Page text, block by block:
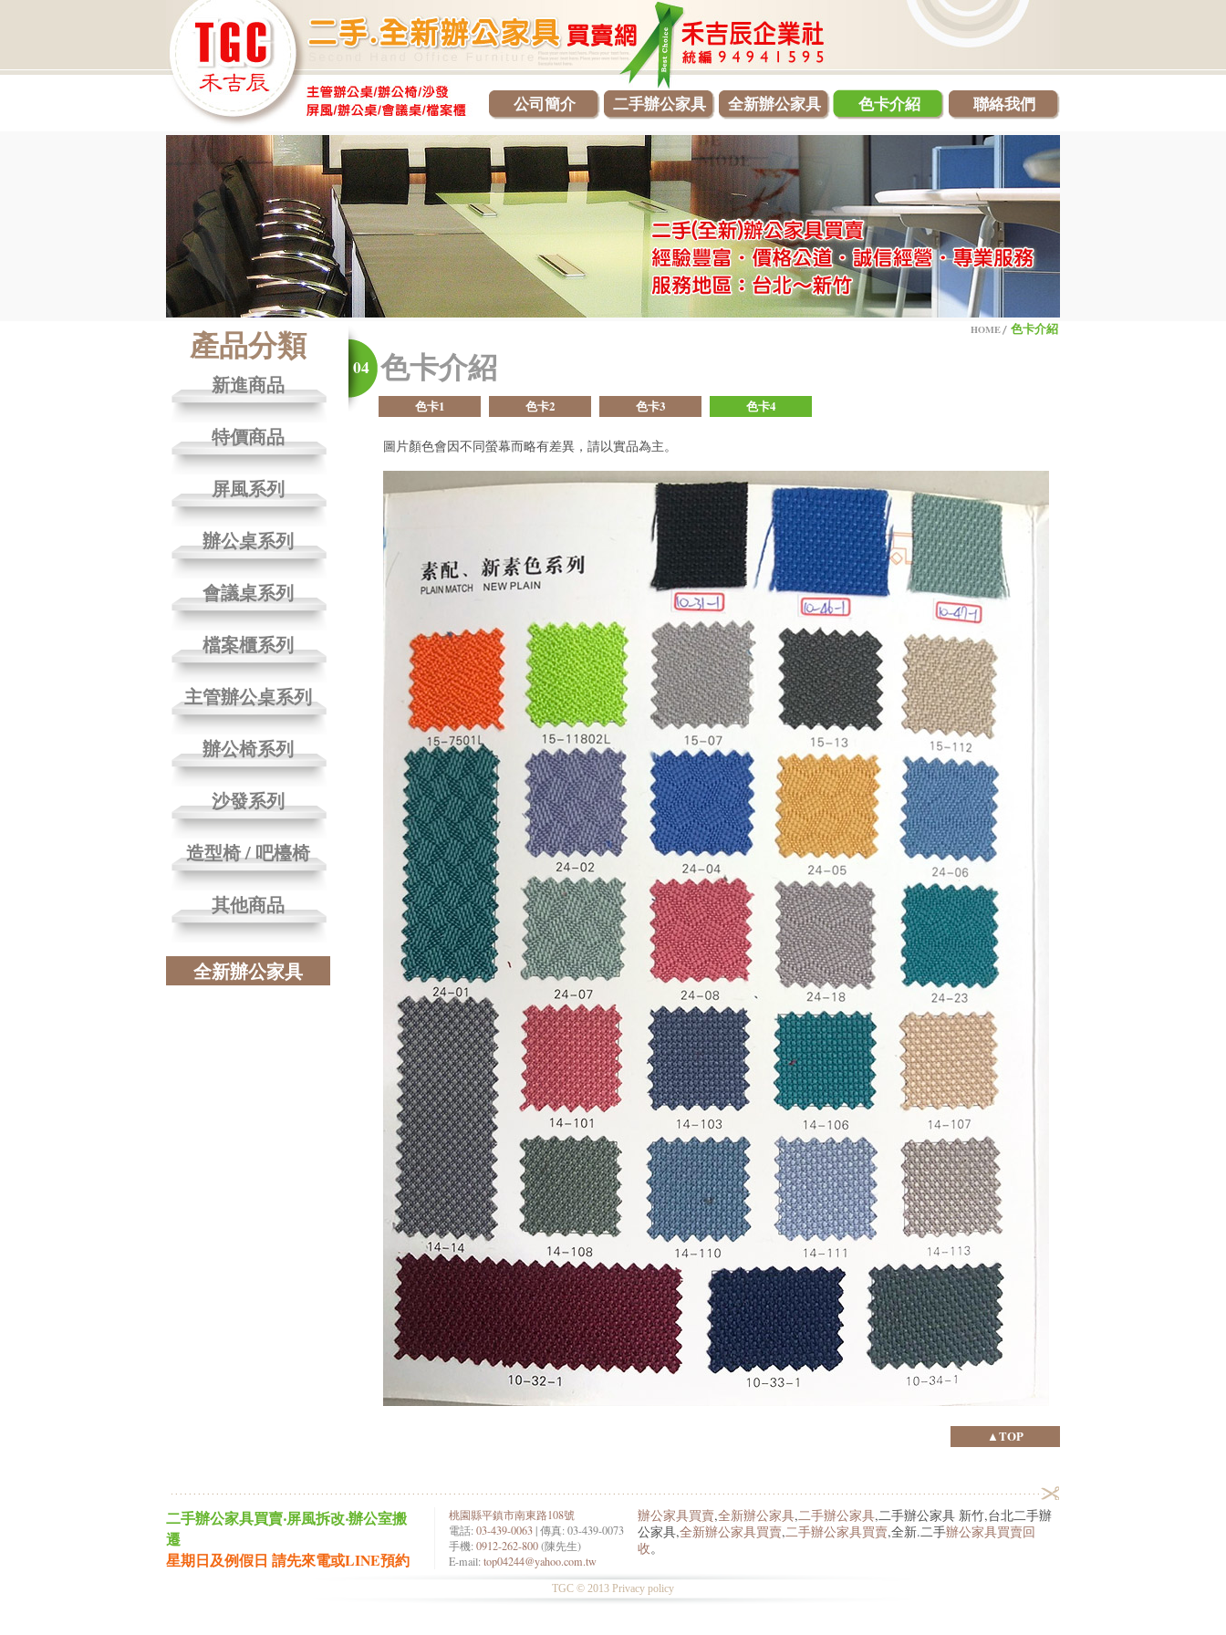
公司簡介 二手辦公家具 全新辦公家具 色卡介紹 聯絡我們
產品分類
新進商品
特價商品
屏風系列
辦公桌系列
會議桌系列
檔案櫃系列
主管辦公桌系列
辦公椅系列
沙發系列
造型椅 / 吧檯椅
其他商品
全新辦公家具
HOME 色卡介紹
04 色卡介紹
色卡1 色卡2 色卡3 色卡4
圖片顏色會因不同螢幕而略有差異，請以實品為主。
▲TOP
二手辦公家具買賣‧屏風拆改‧辦公室搬
遷
星期日及例假日 請先來電或LINE預約
桃園縣平鎮市南東路108號
電話:03-439-0063 | 傳真: 03-439-0073
手機:0912-262-800(陳先生)
E-mail:top04244@yahoo.com.tw
辦公家具買賣,全新辦公家具,二手辦公家具,二手辦公家具 新竹,台北二手辦
公家具,全新辦公家具買賣,二手辦公家具買賣,全新.二手辦公家具買賣回
收。
TGC © 2013 Privacy policy